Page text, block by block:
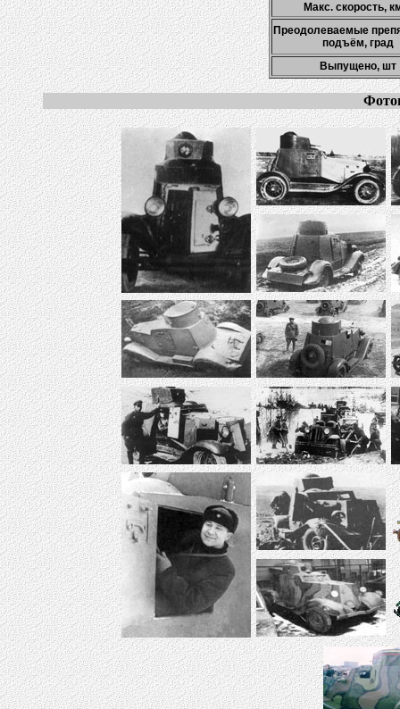
Макс. скорость,
Преодолеваемые
подъём, град
Выпущено, шт